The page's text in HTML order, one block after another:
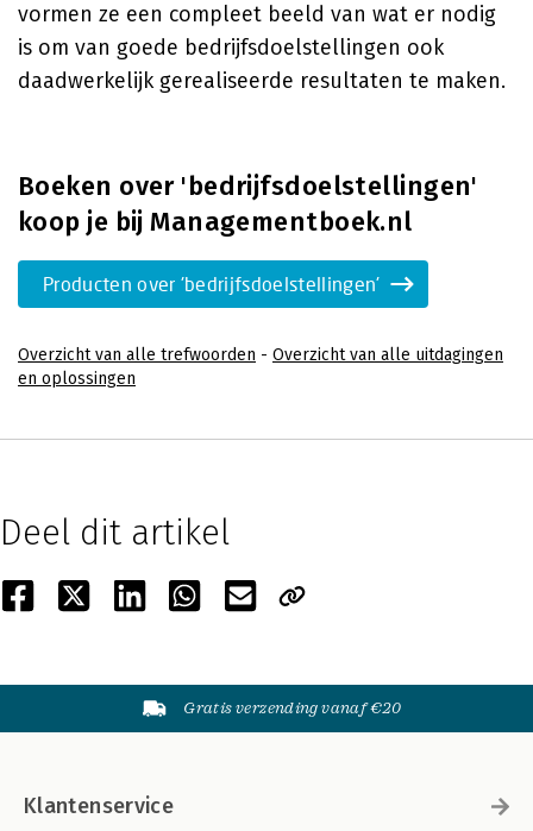
vormen ze een compleet beeld van wat er nodig
is om van goede bedrijfsdoelstellingen ook
daadwerkelijk gerealiseerde resultaten te maken.
Boeken over 'bedrijfsdoelstellingen'
koop je bij Managementboek.nl
Producten over 'bedrijfsdoelstellingen'
Overzicht van alle trefwoorden - Overzicht van alle uitdagingen
en oplossingen
Deel dit artikel
Gratis verzending vanaf €20
Klantenservice